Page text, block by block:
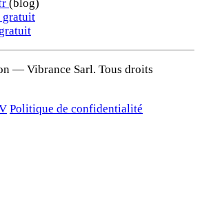
(blog)
gratuit
— Vibrance Sarl. Tous droits
Politique de confidentialité